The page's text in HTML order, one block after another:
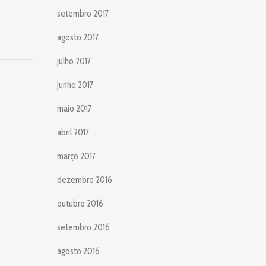
setembro 2017
agosto 2017
julho 2017
junho 2017
maio 2017
abril 2017
março 2017
dezembro 2016
outubro 2016
setembro 2016
agosto 2016